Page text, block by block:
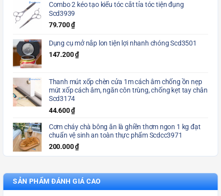
Combo 2 kéo tạo kiểu tóc cắt tỉa tóc tiện đụng
Scd3939
79.700₫
Dụng cụ mở nắp lon tiện lợi nhanh chóng Scd3501
147.200₫
Thanh mút xốp chèn cửa 1m cách âm chống ồn nẹp
mút xốp cách âm, ngăn côn trùng, chống kẹt tay chân
Scd3174
44.600₫
Cơm cháy chà bông ăn là ghiền thơm ngon 1 kg đạt
chuẩn vệ sinh an toàn thực phẩm Scdcc3971
200.000₫
SẢN PHẨM ĐÁNH GIÁ CAO